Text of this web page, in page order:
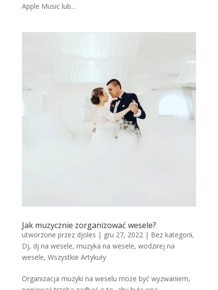
Apple Music lub...
Jak muzycznie zorganizować wesele?
utworzone przez djoles | gru 27, 2022| Bez kategorii,
Dj, dj na wesele, muzyka na wesele, wodzirej na
wesele, Wszystkie Artykuły
Organizacja muzyki na weselu może być wyzwaniem,